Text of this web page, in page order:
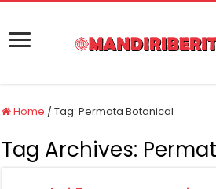
Home /Tag:Permata Botanical
Tag Archives: